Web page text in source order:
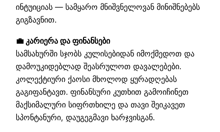
ინტუიციას — სამყარო მნიშვნელოვან მინიშნებებს
გიგზავნით.
💼 კარიერა და ფინანსები
სამსახურში სჯობს კულისებიდან იმოქმედოთ და
დამოუკიდებლად შეასრულოთ დავალებები.
კოლექტიური ქაოსი მხოლოდ ყურადღებას
გაგიფანტავთ. ფინანსური კუთხით გამოიჩინეთ
მაქსიმალური სიფრთხილე და თავი შეიკავეთ
სპონტანური, დაუგეგმავი ხარჯვისგან.